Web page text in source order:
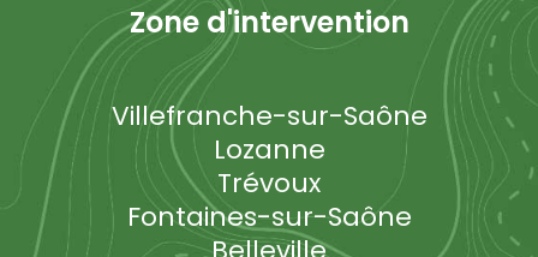
Zone d'intervention
Villefranche-sur-Saône
Lozanne
Trévoux
Fontaines-sur-Saône